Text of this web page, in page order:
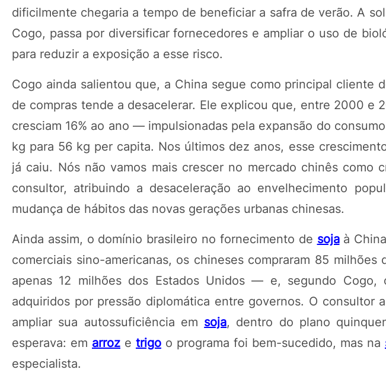
dificilmente chegaria a tempo de beneficiar a safra de verão. A
Cogo, passa por diversificar fornecedores e ampliar o uso de
para reduzir a exposição a esse risco.
Cogo ainda salientou que, a China segue como principal cliente
de compras tende a desacelerar. Ele explicou que, entre 2000 e
cresciam 16% ao ano — impulsionadas pela expansão do
kg para 56 kg per capita. Nos últimos dez anos, esse
já caiu. Nós não vamos mais crescer no mercado chinês como
consultor, atribuindo a desaceleração ao envelhecimento
mudança de hábitos das novas gerações urbanas chinesas.
Ainda assim, o domínio brasileiro no fornecimento de sojaà
comerciais sino-americanas, os chineses compraram 85 milhões
apenas 12 milhões dos Estados Unidos — e, segundo Cogo,
adquiridos por pressão diplomática entre governos. O consultor
ampliar sua autossuficiência em soja, dentro do plano
esperava: em arroz e trigo o programa foi bem-sucedido, mas na
especialista.